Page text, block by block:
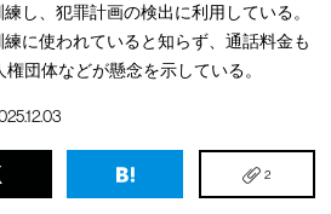
し、犯罪計画の検出に利用している。
に使われていると知らず、通話料金も
団体などが懸念を示している。
2